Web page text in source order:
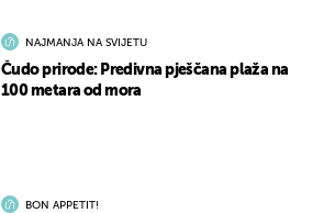
NAJMANJA NA SVIJETU
Čudo prirode: Predivna pješčana plaža na
100 metara od mora
BON APPETIT!